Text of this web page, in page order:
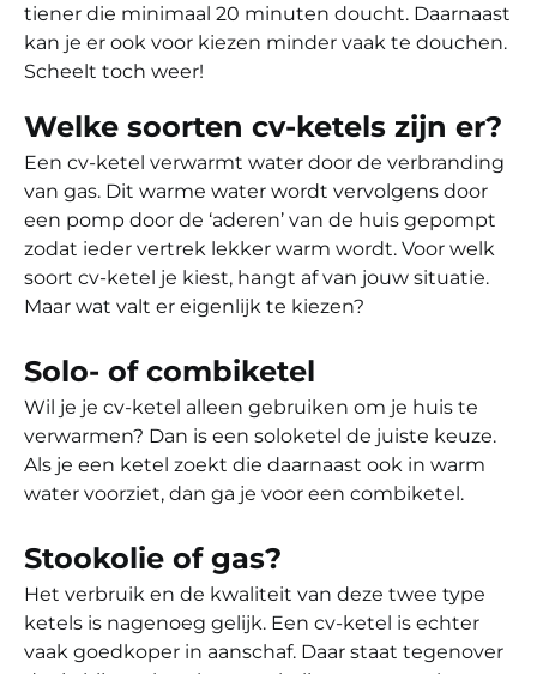
tiener die minimaal 20 minuten doucht. Daarnaast
kan je er ook voor kiezen minder vaak te douchen.
Scheelt toch weer!
Welke soorten cv-ketels zijn er?
Een cv-ketel verwarmt water door de verbranding
van gas. Dit warme water wordt vervolgens door
een pomp door de ‘aderen’ van de huis gepompt
zodat ieder vertrek lekker warm wordt. Voor welk
soort cv-ketel je kiest, hangt af van jouw situatie.
Maar wat valt er eigenlijk te kiezen?
Solo- of combiketel
Wil je je cv-ketel alleen gebruiken om je huis te
verwarmen? Dan is een soloketel de juiste keuze.
Als je een ketel zoekt die daarnaast ook in warm
water voorziet, dan ga je voor een combiketel.
Stookolie of gas?
Het verbruik en de kwaliteit van deze twee type
ketels is nagenoeg gelijk. Een cv-ketel is echter
vaak goedkoper in aanschaf. Daar staat tegenover